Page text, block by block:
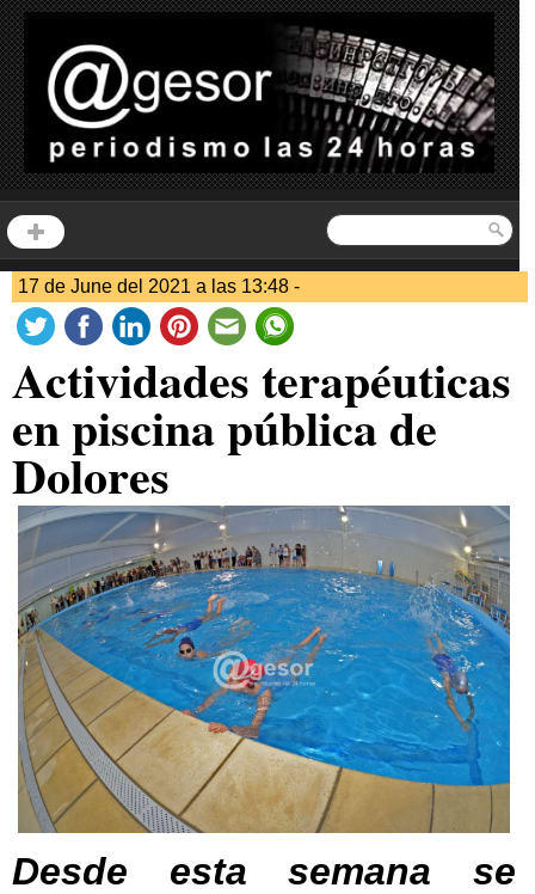
17 de June del 2021 a las 13:48 -
Actividades terapéuticas
en piscina pública de
Dolores
Desde esta semana se